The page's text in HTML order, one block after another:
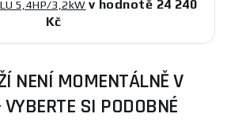
5,4HP/3,2kW v hodnotě 24 240
Kč
NENÍ MOMENTÁLNĚ V
SI PODOBNÉ